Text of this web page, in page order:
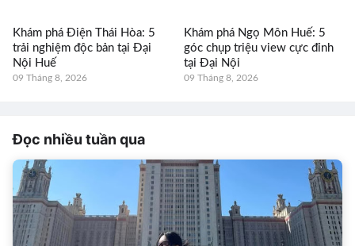
Khám phá Điện Thái Hòa: 5
trải nghiệm độc bản tại Đại
Nội Huế
09 Tháng 8, 2026
Khám phá Ngọ Môn Huế: 5
góc chụp triệu view cực đỉnh
tại Đại Nội
09 Tháng 8, 2026
Đọc nhiều tuần qua